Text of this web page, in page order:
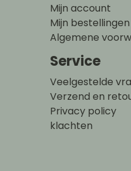
Mijn account
Mijn bestellingen
Algemene
Service
Veelgestelde
Verzend en
Privacy policy
klachten